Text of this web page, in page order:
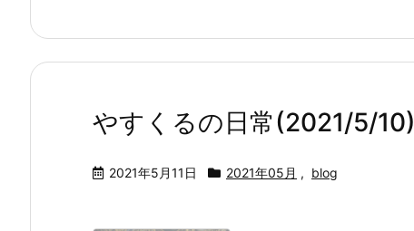
やすくるの日常(2021/5/10)
2021年5月11日 2021年05月 , blog